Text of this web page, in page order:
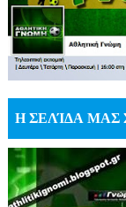
Η ΣΕΛΊΔΑ ΜΑΣ